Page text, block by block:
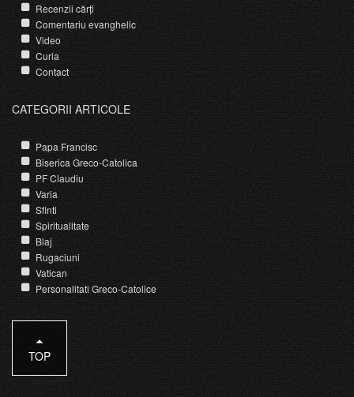
Recenzii cărți
Comentariu evanghelic
Video
Curia
Contact
CATEGORII ARTICOLE
Papa Francisc
Biserica Greco-Catolica
PF Claudiu
Varia
Sfinti
Spiritualitate
Blaj
Rugaciuni
Vatican
Personalitati Greco-Catolice
TOP